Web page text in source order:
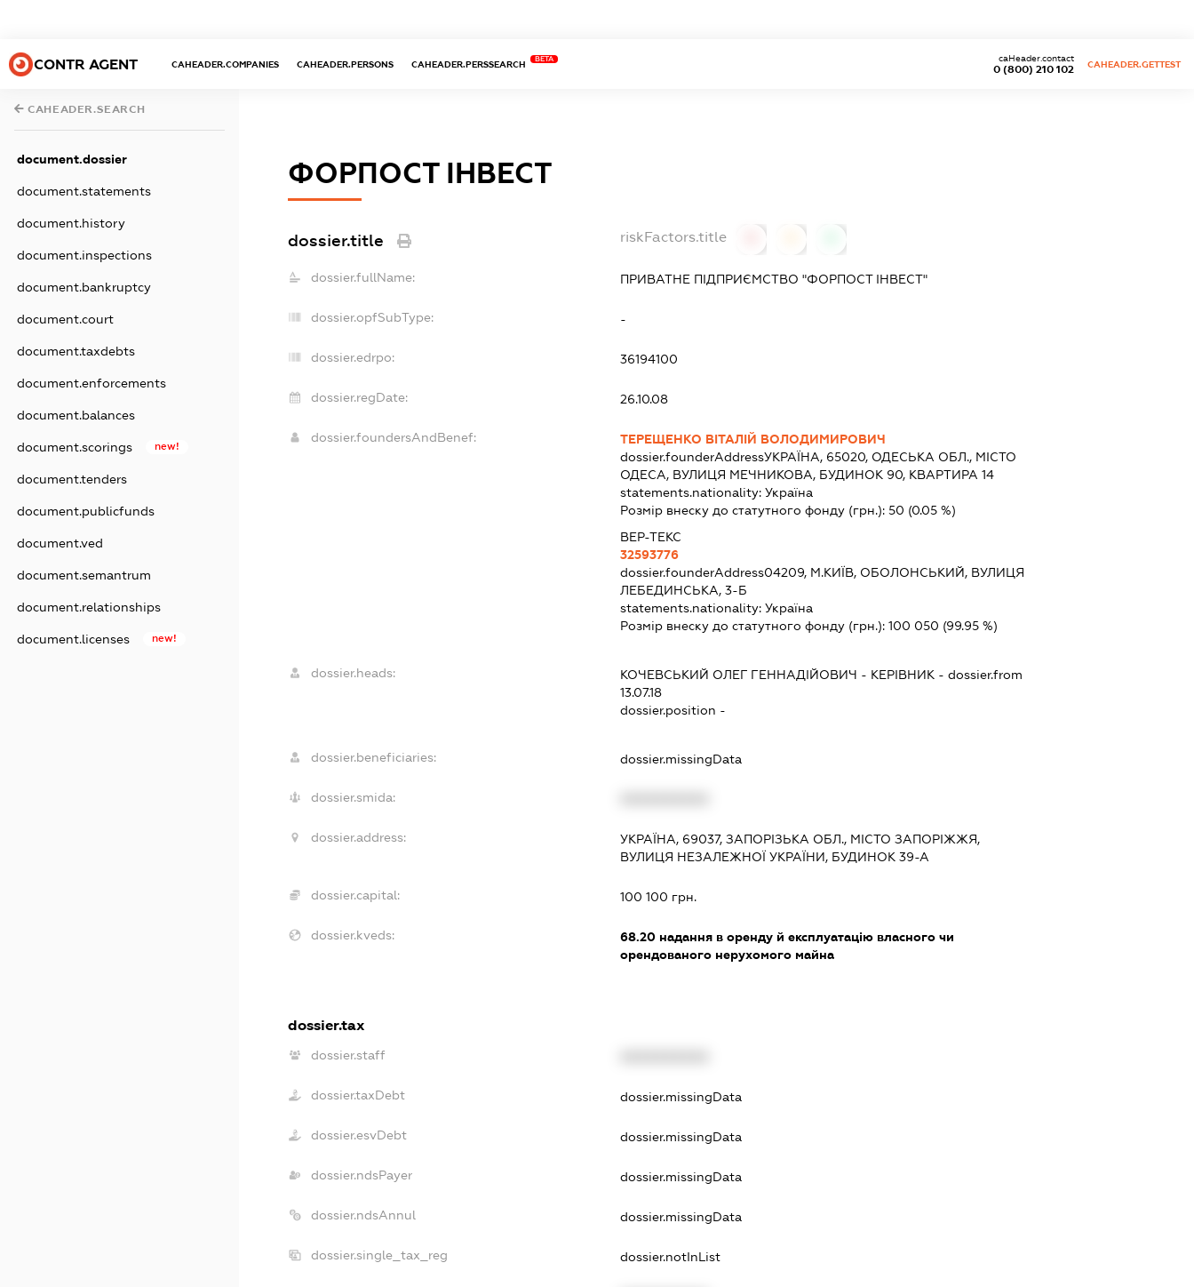
CONTR AGENT CAHEADER.COMPANIES CAHEADER.PERSONS CAHEADER.PERSSEARCH
BETA
0 (800) 210 102
caHeader.contact
CAHEADER.GETTEST
CAHEADER.SEARCH
document.dossier
document.statements
document.history
document.inspections
document.bankruptcy
document.court
document.taxdebts
document.enforcements
document.balances
document.scorings new!
document.tenders
document.publicfunds
document.ved
document.semantrum
document.relationships
document.licenses new!
ФОРПОСТ ІНВЕСТ
dossier.title riskFactors.title
dossier.fullName: ПРИВАТНЕ ПІДПРИЄМСТВО "ФОРПОСТ ІНВЕСТ"
dossier.opfSubType: -
dossier.edrpo: 36194100
dossier.regDate: 26.10.08
dossier.foundersAndBenef:
ТЕРЕЩЕНКО ВІТАЛІЙ ВОЛОДИМИРОВИЧ
dossier.founderAddressУКРАЇНА, 65020, ОДЕСЬКА ОБЛ., МІСТО
ОДЕСА, ВУЛИЦЯ МЕЧНИКОВА, БУДИНОК 90, КВАРТИРА 14
statements.nationality: Україна
Розмір внеску до статутного фонду (грн.): 50 (0.05 %)
ВЕР-ТЕКС
32593776
dossier.founderAddress04209, М.КИЇВ, ОБОЛОНСЬКИЙ, ВУЛИЦЯ
ЛЕБЕДИНСЬКА, 3-Б
statements.nationality: Україна
Розмір внеску до статутного фонду (грн.): 100 050 (99.95 %)
dossier.heads: КОЧЕВСЬКИЙ ОЛЕГ ГЕННАДІЙОВИЧ - КЕРІВНИК - dossier.from
13.07.18
dossier.position -
dossier.beneficiaries: dossier.missingData
dossier.smida:
dossier.address:
УКРАЇНА, 69037, ЗАПОРІЗЬКА ОБЛ., МІСТО ЗАПОРІЖЖЯ,
ВУЛИЦЯ НЕЗАЛЕЖНОЇ УКРАЇНИ, БУДИНОК 39-А
dossier.capital: 100 100 грн.
dossier.kveds: 68.20надання в оренду й експлуатацію власного чи
орендованого нерухомого майна
dossier.tax
dossier.staff
dossier.taxDebt dossier.missingData
dossier.esvDebt dossier.missingData
dossier.ndsPayer dossier.missingData
dossier.ndsAnnul dossier.missingData
dossier.single_tax_reg dossier.notInList